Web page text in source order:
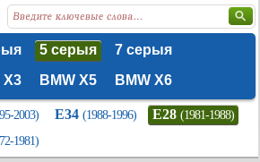
5 серыя
7 серыя
X3
BMW X5 BMW X6
2003) E34 (1988-1996) E28 (1981-1988)
1981)